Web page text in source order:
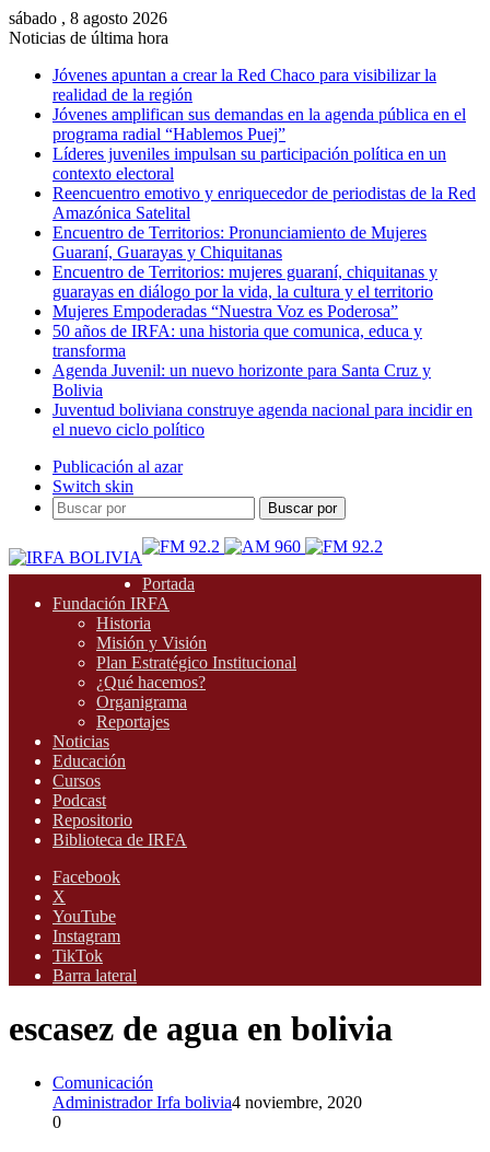
sábado , 8 agosto 2026
Noticias de última hora
Jóvenes apuntan a crear la Red Chaco para visibilizar la
realidad de la región
Jóvenes amplifican sus demandas en la agenda pública en el
programa radial “Hablemos Puej”
Líderes juveniles impulsan su participación política en un
contexto electoral
Reencuentro emotivo y enriquecedor de periodistas de la Red
Amazónica Satelital
Encuentro de Territorios: Pronunciamiento de Mujeres
Guaraní, Guarayas y Chiquitanas
Encuentro de Territorios: mujeres guaraní, chiquitanas y
guarayas en diálogo por la vida, la cultura y el territorio
Mujeres Empoderadas “Nuestra Voz es Poderosa”
50 años de IRFA: una historia que comunica, educa y
transforma
Agenda Juvenil: un nuevo horizonte para Santa Cruz y
Bolivia
Juventud boliviana construye agenda nacional para incidir en
el nuevo ciclo político
Publicación al azar
Switch skin
Buscar por
Portada
Fundación IRFA
Historia
Misión y Visión
Plan Estratégico Institucional
¿Qué hacemos?
Organigrama
Reportajes
Noticias
Educación
Cursos
Podcast
Repositorio
Biblioteca de IRFA
Facebook
X
YouTube
Instagram
TikTok
Barra lateral
escasez de agua en bolivia
Comunicación
Administrador Irfa bolivia4 noviembre, 2020
0